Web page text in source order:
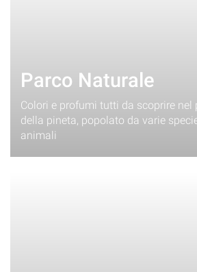
Parco Naturale
Colori e profumi tutti da scoprire nel
della pineta, popolato da varie
animali